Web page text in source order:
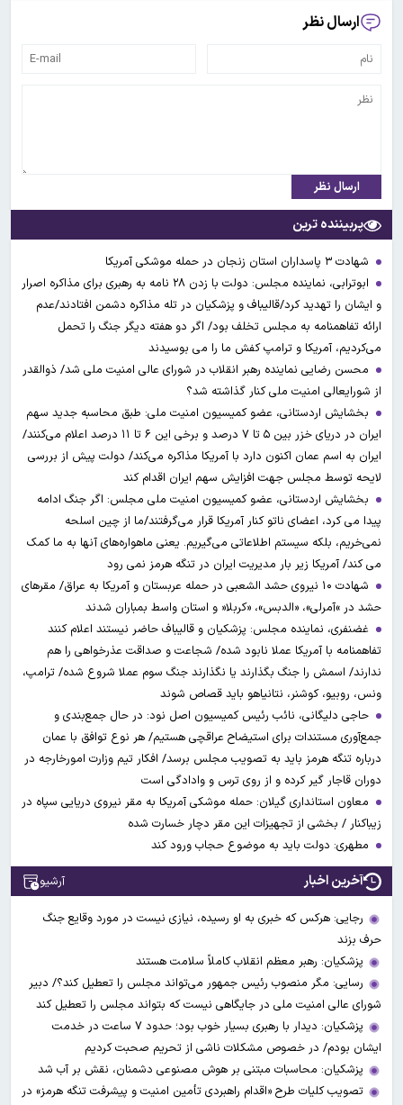
ارسال نظر
ارسال نظر
پربیننده ترین
شهادت ۳ ‌پاسداران استان زنجان در حمله موشکی آمریکا
ابوترابی، نماینده مجلس: دولت با زدن ۲۸ نامه به رهبری برای مذاکره اصرار
و ایشان را تهدید کرد/قالیباف و پزشکیان در تله مذاکره دشمن افتادند/عدم
ارائه تفاهمنامه به مجلس تخلف بود/ اگر دو هفته دیگر جنگ را تحمل
می‌کردیم، آمریکا و ترامپ کفش ما را می بوسیدند
محسن رضایی نماینده رهبر انقلاب در شورای عالی امنیت ملی شد/ ذوالقدر
از شورایعالی امنیت ملی کنار گذاشته شد؟
بخشایش اردستانی، عضو کمیسیون امنیت ملی: طبق محاسبه جدید سهم
ایران در دریای خزر بین ۵ تا ۷ درصد و برخی این ۶ تا ۱۱ درصد اعلام می‌کنند/
ایران به اسم عمان اکنون دارد با آمریکا مذاکره می‌کند/ دولت پیش از بررسی
لایحه توسط مجلس جهت افزایش سهم ایران اقدام کند
بخشایش اردستانی، عضو کمیسیون امنیت ملی مجلس: اگر جنگ ادامه
پیدا می کرد، اعضای ناتو کنار آمریکا قرار می‌گرفتند/ما از چین اسلحه
نمی‌خریم، بلکه سیستم اطلاعاتی می‌گیریم. یعنی ماهواره‌های آنها به ما کمک
می کند/ آمریکا زیر بار مدیریت ایران در تنگه هرمز نمی رود
شهادت ۱۰ نیروی حشد الشعبی در حمله عربستان و آمریکا به عراق/ مقرهای
حشد در »آمرلی»، «الدبس»، «کربلا« و استان واسط بمباران شدند
غضنفری، نماینده مجلس: پزشکیان و قالیباف حاضر نیستند اعلام کنند
تفاهمنامه با آمریکا عملا نابود شده/ شجاعت و صداقت عذرخواهی را هم
ندارند/ اسمش را جنگ بگذارند یا نگذارند جنگ سوم عملا شروع شده/ ترامپ،
ونس، روبیو، کوشنر، نتانیاهو باید قصاص شوند
حاجی دلیگانی، نائب رئیس کمیسیون اصل نود: در حال جمع‌بندی و
جمع‌آوری مستندات برای استیضاح عراقچی هستیم/ هر نوع توافق با عمان
درباره تنگه هرمز باید به تصویب مجلس برسد/ افکار تیم وزارت امورخارجه در
دوران قاجار گیر کرده و از روی ترس و وادادگی است
معاون استانداری گیلان: حمله موشکی آمریکا به مقر نیروی دریایی سپاه در
زیباکنار / بخشی از تجهیزات این مقر دچار خسارت شده
مطهری: دولت باید به موضوع حجاب ورود کند
آخرین اخبار آرشیو
رجایی: هرکس که خبری به او رسیده، نیازی نیست در مورد وقایع جنگ
حرف بزند
پزشکیان: رهبر معظم انقلاب کاملاً سلامت هستند
رسایی: مگر منصوب رئیس جمهور می‌تواند مجلس را تعطیل کند؟/ دبیر
شورای عالی امنیت ملی در جایگاهی نیست که بتواند مجلس را تعطیل کند
پزشکیان: دیدار با رهبری بسیار خوب بود؛ حدود ۷ ساعت در خدمت
ایشان بودم/ در خصوص مشکلات ناشی از تحریم صحبت کردیم
پزشکیان: محاسبات مبتنی بر هوش مصنوعی دشمنان، نقش بر آب شد
تصویب کلیات طرح «اقدام راهبردی تأمین امنیت و پیشرفت تنگه هرمز» در